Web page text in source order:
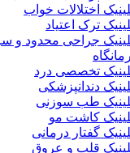
اختلالات خواب
ترک اعتیاد
جراحی محدود و
تخصصی درد
دندانپزشکی
طب سوزنی
کاشت مو
گفتار درمانی
قلب و عروق